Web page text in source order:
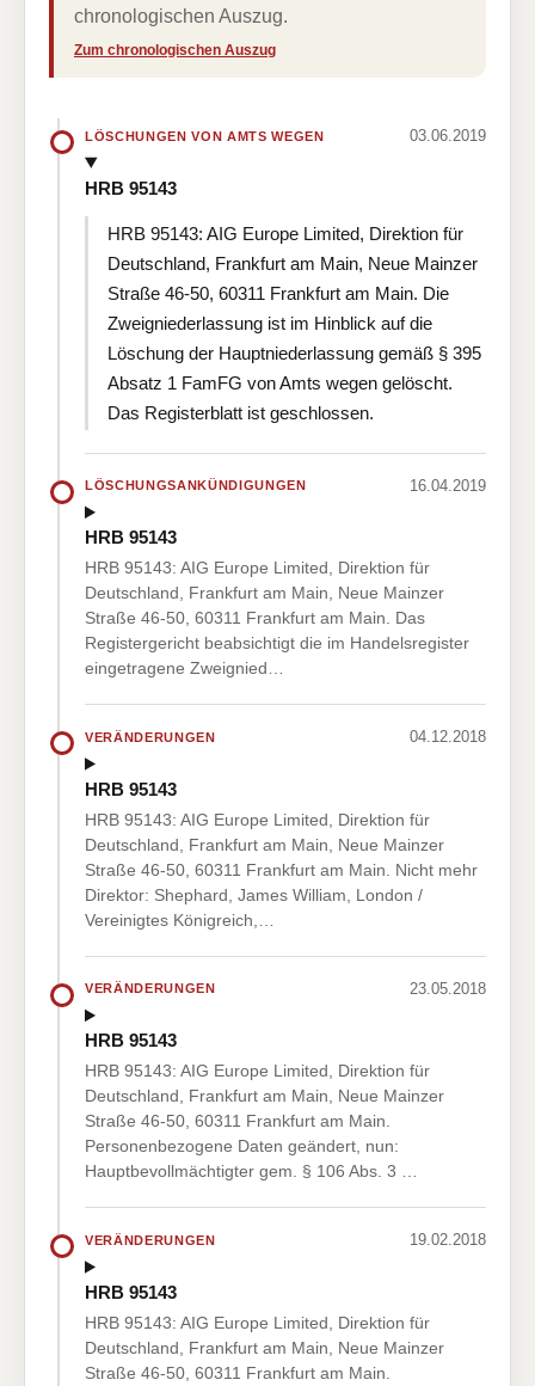
chronologischen Auszug.
Zum chronologischen Auszug
LÖSCHUNGEN VON AMTS WEGEN 03.06.2019
HRB 95143
HRB 95143: AIG Europe Limited, Direktion für
Deutschland, Frankfurt am Main, Neue Mainzer
Straße 46-50, 60311 Frankfurt am Main. Die
Zweigniederlassung ist im Hinblick auf die
Löschung der Hauptniederlassung gemäß § 395
Absatz 1 FamFG von Amts wegen gelöscht.
Das Registerblatt ist geschlossen.
LÖSCHUNGSANKÜNDIGUNGEN 16.04.2019
HRB 95143
HRB 95143: AIG Europe Limited, Direktion für
Deutschland, Frankfurt am Main, Neue Mainzer
Straße 46-50, 60311 Frankfurt am Main. Das
Registergericht beabsichtigt die im Handelsregister
eingetragene Zweignied…
VERÄNDERUNGEN 04.12.2018
HRB 95143
HRB 95143: AIG Europe Limited, Direktion für
Deutschland, Frankfurt am Main, Neue Mainzer
Straße 46-50, 60311 Frankfurt am Main. Nicht mehr
Direktor: Shephard, James William, London /
Vereinigtes Königreich,…
VERÄNDERUNGEN 23.05.2018
HRB 95143
HRB 95143: AIG Europe Limited, Direktion für
Deutschland, Frankfurt am Main, Neue Mainzer
Straße 46-50, 60311 Frankfurt am Main.
Personenbezogene Daten geändert, nun:
Hauptbevollmächtigter gem. § 106 Abs. 3 …
VERÄNDERUNGEN 19.02.2018
HRB 95143
HRB 95143: AIG Europe Limited, Direktion für
Deutschland, Frankfurt am Main, Neue Mainzer
Straße 46-50, 60311 Frankfurt am Main.